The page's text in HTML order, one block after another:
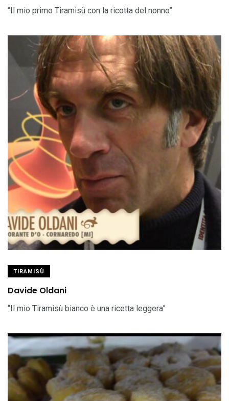
“Il mio primo Tiramisù con la ricotta del nonno”
TIRAMISÙ
Davide Oldani
“Il mio Tiramisù bianco è una ricetta leggera”